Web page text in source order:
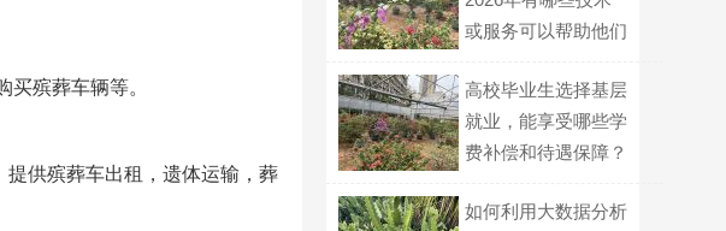
殡葬车辆等。
供殡葬车出租，遗体运输，葬
或服务可以帮助他们
息？
高校毕业生选择基层
就业，能享受哪些学
费补偿和待遇保障？
如何利用大数据分析